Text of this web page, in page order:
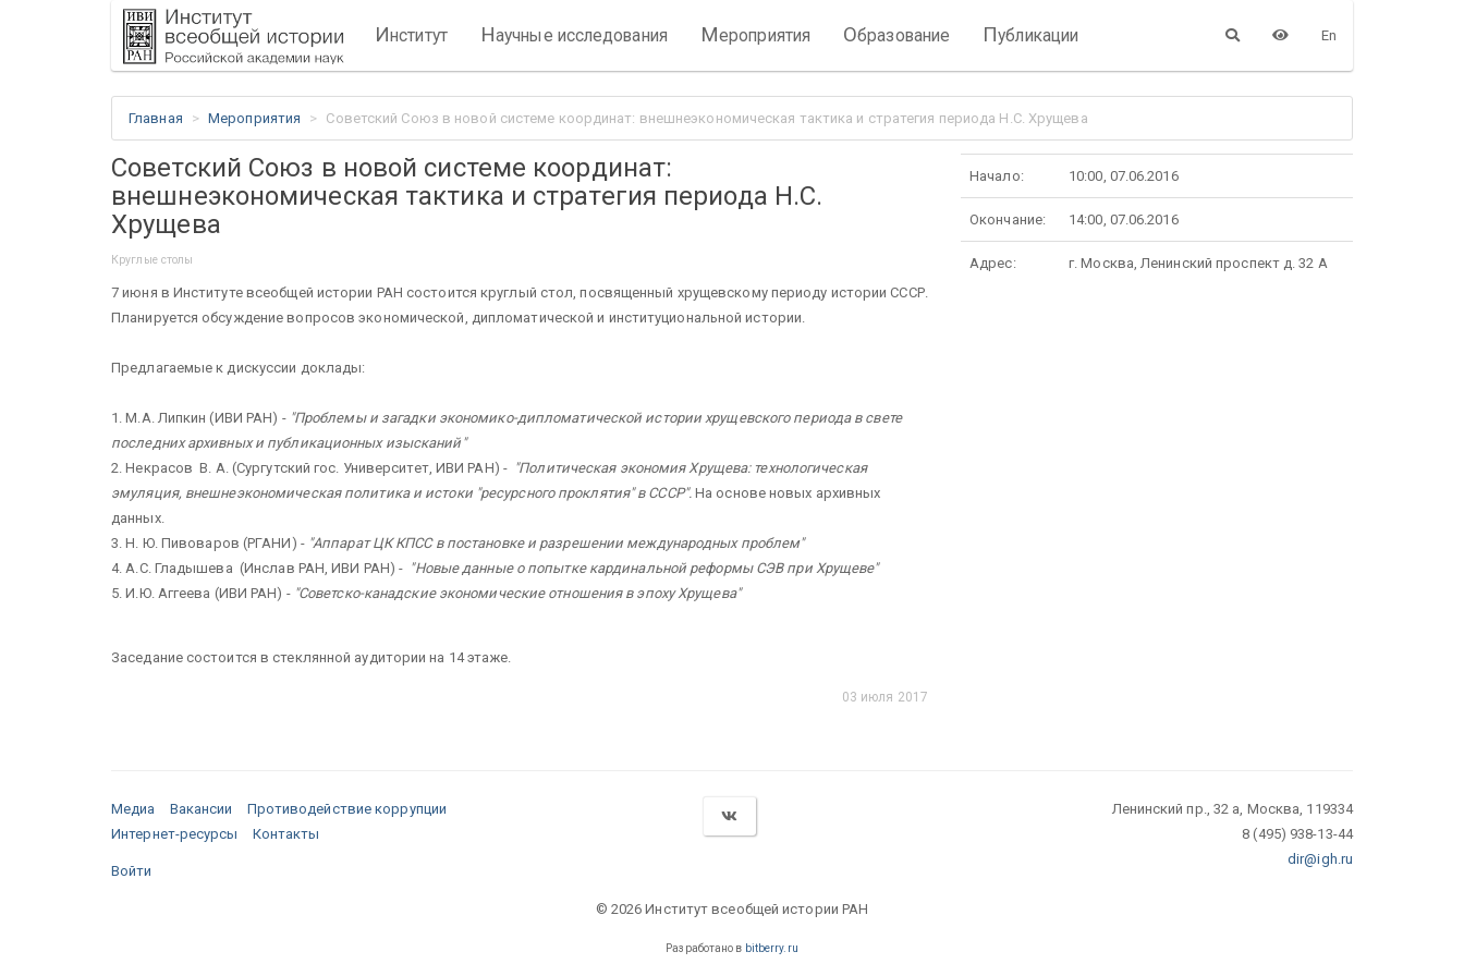
Институт Научные исследования Мероприятия Образование Публикации En
Главная Мероприятия Советский Союз в новой системе координат: внешнеэкономическая тактика и стратегия периода Н.С. Хрущева
Советский Союз в новой системе координат:
внешнеэкономическая тактика и стратегия периода Н.С.
Хрущева
Круглые столы
7 июня в Институте всеобщей истории РАН состоится круглый стол, посвященный хрущевскому периоду истории СССР.
Планируется обсуждение вопросов экономической, дипломатической и институциональной истории.
Предлагаемые к дискуссии доклады:
1. М.А. Липкин (ИВИ РАН) - "Проблемы и загадки экономико-дипломатической истории хрущевского периода в свете
последних архивных и публикационных изысканий"
2. Некрасов В. А. (Сургутский гос. Университет, ИВИ РАН) - "Политическая экономия Хрущева: технологическая
эмуляция, внешнеэкономическая политика и истоки "ресурсного проклятия" в СССР". На основе новых архивных
данных.
3. Н. Ю. Пивоваров (РГАНИ) - "Аппарат ЦК КПСС в постановке и разрешении международных проблем"
4. А.С. Гладышева (Инслав РАН, ИВИ РАН) - "Новые данные о попытке кардинальной реформы СЭВ при Хрущеве"
5. И.Ю. Аггеева (ИВИ РАН) - "Советско-канадские экономические отношения в эпоху Хрущева"
Заседание состоится в стеклянной аудитории на 14 этаже.
03 июля 2017
Начало: 10:00, 07.06.2016
Окончание: 14:00, 07.06.2016
Адрес: г. Москва, Ленинский проспект д. 32 А
Медиа Вакансии
Противодействие коррупции
Интернет-ресурсы
Контакты
Войти
Ленинский пр., 32 а, Москва, 119334
8 (495) 938-13-44
dir@igh.ru
© 2026 Институт всеобщей истории РАН
Разработано в bitberry.ru